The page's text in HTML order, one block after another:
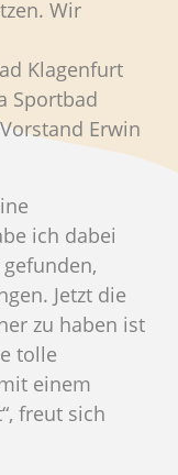
Wir
Klagenfurt
Sportbad
Erwin
ich dabei
Jetzt die
zu haben ist
tolle
einem
freut sich